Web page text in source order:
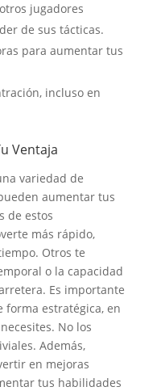
jugadores
de sus tácticas.
para aumentar tus
incluso en
Ventaja
variedad de
aumentar tus
de estos
más rápido,
Otros te
o la capacidad
Es importante
forma estratégica, en
No los
Además,
en mejoras
tus habilidades